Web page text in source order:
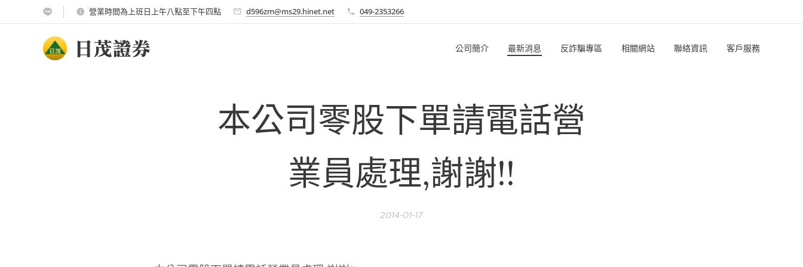
營業時間為上班日上午八點至下午四點 d596zm@ms29.hinet.net 049-2353266
日茂證券 公司簡介 最新消息 反詐騙專區 相關網站 聯絡資訊 客戶服務
本公司零股下單請電話營
業員處理,謝謝!!
2014-01-17